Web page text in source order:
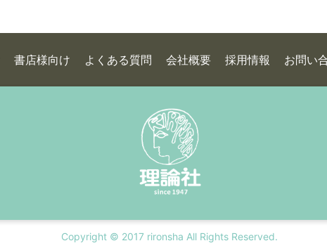
書店様向け よくある質問 会社概要 採用情報 お問い
Copyright © 2017 rironsha All Rights Reserved.